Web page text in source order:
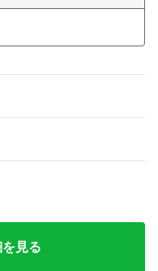
見る